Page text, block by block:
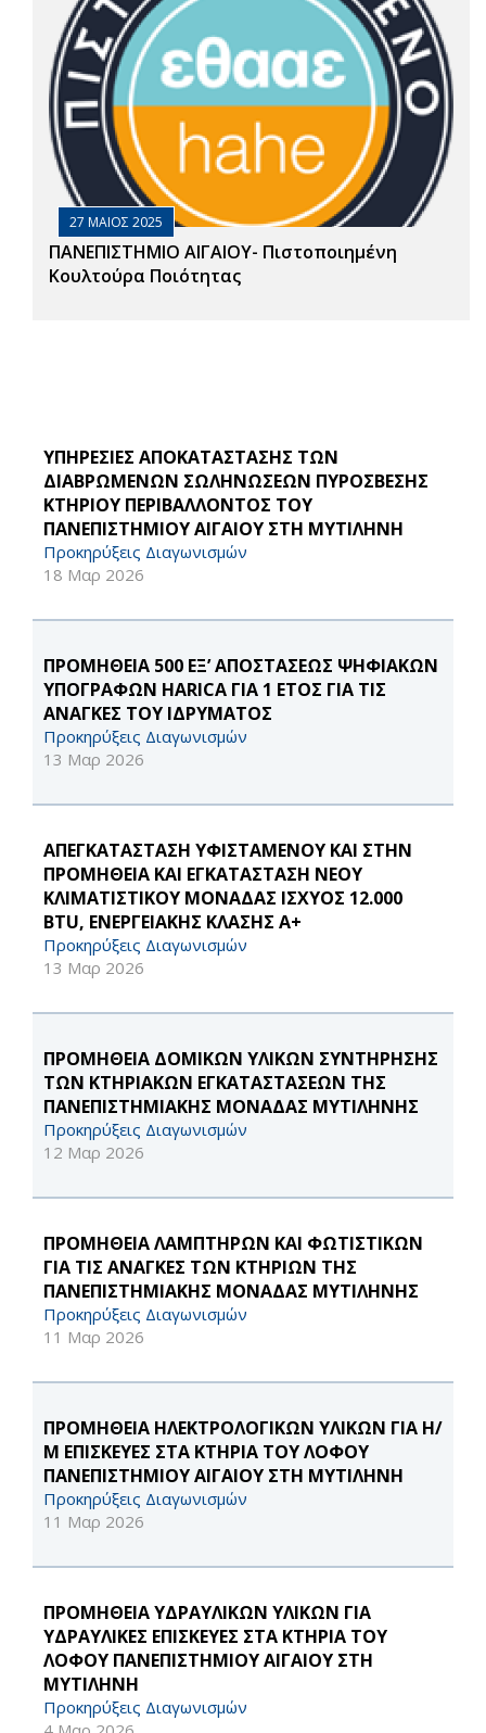
27 ΜΑΙΟΣ 2025
ΠΑΝΕΠΙΣΤΗΜΙΟ ΑΙΓΑΙΟΥ- Πιστοποιημένη
Κουλτούρα Ποιότητας
ΥΠΗΡΕΣΙΕΣ ΑΠΟΚΑΤΑΣΤΑΣΗΣ ΤΩΝ
ΔΙΑΒΡΩΜΕΝΩΝ ΣΩΛΗΝΩΣΕΩΝ ΠΥΡΟΣΒΕΣΗΣ
ΚΤΗΡΙΟΥ ΠΕΡΙΒΑΛΛΟΝΤΟΣ ΤΟΥ
ΠΑΝΕΠΙΣΤΗΜΙΟΥ ΑΙΓΑΙΟΥ ΣΤΗ ΜΥΤΙΛΗΝΗ
Προκηρύξεις Διαγωνισμών
18 Μαρ 2026
ΠΡΟΜΗΘΕΙΑ 500 ΕΞ’ ΑΠΟΣΤΑΣΕΩΣ ΨΗΦΙΑΚΩΝ
ΥΠΟΓΡΑΦΩΝ HARICA ΓΙΑ 1 ΕΤΟΣ ΓΙΑ ΤΙΣ
ΑΝΑΓΚΕΣ ΤΟΥ ΙΔΡΥΜΑΤΟΣ
Προκηρύξεις Διαγωνισμών
13 Μαρ 2026
ΑΠΕΓΚΑΤΑΣΤΑΣΗ ΥΦΙΣΤΑΜΕΝΟΥ ΚΑΙ ΣΤΗΝ
ΠΡΟΜΗΘΕΙΑ ΚΑΙ ΕΓΚΑΤΑΣΤΑΣΗ ΝΕΟΥ
ΚΛΙΜΑΤΙΣΤΙΚΟΥ ΜΟΝΑΔΑΣ ΙΣΧΥΟΣ 12.000
BTU, ΕΝΕΡΓΕΙΑΚΗΣ ΚΛΑΣΗΣ Α+
Προκηρύξεις Διαγωνισμών
13 Μαρ 2026
ΠΡΟΜΗΘΕΙΑ ΔΟΜΙΚΩΝ ΥΛΙΚΩΝ ΣΥΝΤΗΡΗΣΗΣ
ΤΩΝ ΚΤΗΡΙΑΚΩΝ ΕΓΚΑΤΑΣΤΑΣΕΩΝ ΤΗΣ
ΠΑΝΕΠΙΣΤΗΜΙΑΚΗΣ ΜΟΝΑΔΑΣ ΜΥΤΙΛΗΝΗΣ
Προκηρύξεις Διαγωνισμών
12 Μαρ 2026
ΠΡΟΜΗΘΕΙΑ ΛΑΜΠΤΗΡΩΝ ΚΑΙ ΦΩΤΙΣΤΙΚΩΝ
ΓΙΑ ΤΙΣ ΑΝΑΓΚΕΣ ΤΩΝ ΚΤΗΡΙΩΝ ΤΗΣ
ΠΑΝΕΠΙΣΤΗΜΙΑΚΗΣ ΜΟΝΑΔΑΣ ΜΥΤΙΛΗΝΗΣ
Προκηρύξεις Διαγωνισμών
11 Μαρ 2026
ΠΡΟΜΗΘΕΙΑ ΗΛΕΚΤΡΟΛΟΓΙΚΩΝ ΥΛΙΚΩΝ ΓΙΑ Η/
Μ ΕΠΙΣΚΕΥΕΣ ΣΤΑ ΚΤΗΡΙΑ ΤΟΥ ΛΟΦΟΥ
ΠΑΝΕΠΙΣΤΗΜΙΟΥ ΑΙΓΑΙΟΥ ΣΤΗ ΜΥΤΙΛΗΝΗ
Προκηρύξεις Διαγωνισμών
11 Μαρ 2026
ΠΡΟΜΗΘΕΙΑ ΥΔΡΑΥΛΙΚΩΝ ΥΛΙΚΩΝ ΓΙΑ
ΥΔΡΑΥΛΙΚΕΣ ΕΠΙΣΚΕΥΕΣ ΣΤΑ ΚΤΗΡΙΑ ΤΟΥ
ΛΟΦΟΥ ΠΑΝΕΠΙΣΤΗΜΙΟΥ ΑΙΓΑΙΟΥ ΣΤΗ
ΜΥΤΙΛΗΝΗ
Προκηρύξεις Διαγωνισμών